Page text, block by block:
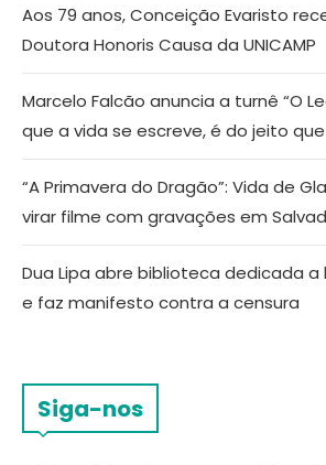
Aos 79 anos, Conceição Evaristo
Doutora Honoris Causa da UNICAMP
Marcelo Falcão anuncia a turnê “O
que a vida se escreve, é do jeito
“A Primavera do Dragão”: Vida de
virar filme com gravações em
Dua Lipa abre biblioteca dedicada a
e faz manifesto contra a censura
Siga-nos